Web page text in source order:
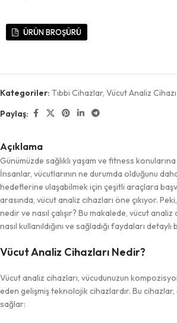
ÜRÜN BROŞÜRÜ
Kategoriler: Tıbbi Cihazlar, Vücut Analiz Cihazı
Paylaş:
Açıklama
Günümüzde sağlıklı yaşam ve fitness
İnsanlar, vücutlarının ne durumda olduğunu
hedeflerine ulaşabilmek için çeşitli araçlara
arasında, vücut analiz cihazları öne çıkıyor.
nedir ve nasıl çalışır? Bu makalede, vücut analiz
nasıl kullanıldığını ve sağladığı faydaları
Vücut Analiz Cihazları Nedir?
Vücut analiz cihazları, vücudunuzun
eden gelişmiş teknolojik cihazlardır. Bu
sağlar: